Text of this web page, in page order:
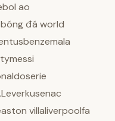
ao
đá world
villaliverpoolfa